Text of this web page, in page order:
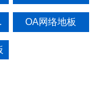
OA网络地板